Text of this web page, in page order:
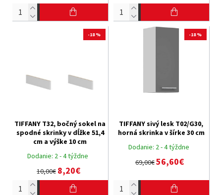
-18 %
Dodanie: 2 - 4 týždne
TIFFANY T32, bočný sokel na
spodné skrinky v dĺžke 51,4
cm a výške 10 cm
10,00€ 8,20€
-18 %
Dodanie: 2 - 4 týždne
TIFFANY sivý lesk T02/G30,
horná skrinka v šírke 30 cm
69,00€56,60€